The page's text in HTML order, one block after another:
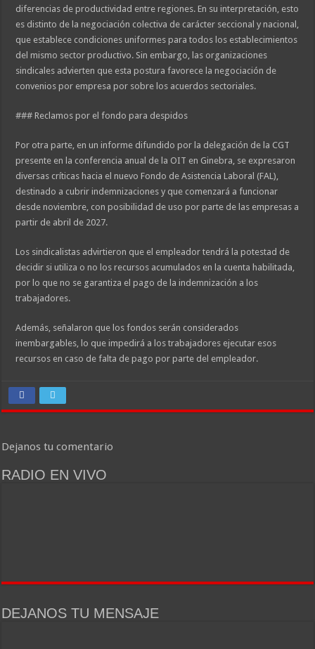
diferencias de productividad entre regiones. En su interpretación, esto
es distinto de la negociación colectiva de carácter seccional y nacional,
que establece condiciones uniformes para todos los establecimientos
del mismo sector productivo. Sin embargo, las organizaciones
sindicales advierten que esta postura favorece la negociación de
convenios por empresa por sobre los acuerdos sectoriales.
### Reclamos por el fondo para despidos
Por otra parte, en un informe difundido por la delegación de la CGT
presente en la conferencia anual de la OIT en Ginebra, se expresaron
diversas críticas hacia el nuevo Fondo de Asistencia Laboral (FAL),
destinado a cubrir indemnizaciones y que comenzará a funcionar
desde noviembre, con posibilidad de uso por parte de las empresas a
partir de abril de 2027.
Los sindicalistas advirtieron que el empleador tendrá la potestad de
decidir si utiliza o no los recursos acumulados en la cuenta habilitada,
por lo que no se garantiza el pago de la indemnización a los
trabajadores.
Además, señalaron que los fondos serán considerados
inembargables, lo que impedirá a los trabajadores ejecutar esos
recursos en caso de falta de pago por parte del empleador.
Dejanos tu comentario
RADIO EN VIVO
DEJANOS TU MENSAJE